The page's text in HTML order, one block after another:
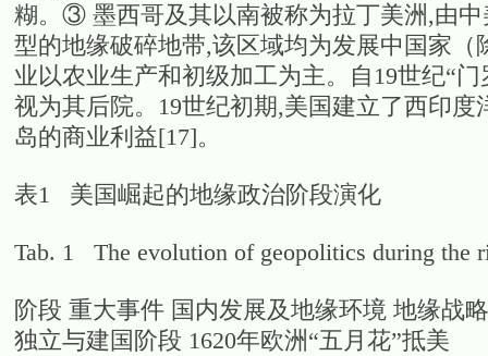
糊。③ 墨西哥及其以南被称为拉丁美洲,由
型的地缘破碎地带,该区域均为发展中国家
业以农业生产和初级加工为主。自19世纪“
视为其后院。19世纪初期,美国建立了西印
岛的商业利益[17]。
表1 美国崛起的地缘政治阶段演化
Tab. 1 The evolution of geopolitics during the
阶段 重大事件 国内发展及地缘环境 地缘战
独立与建国阶段 1620年欧洲“五月花”抵美